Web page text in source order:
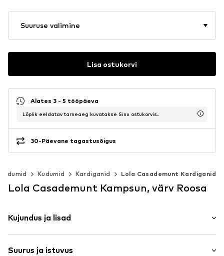
Suuruse valimine
Lisa ostukorvi
Alates 3 - 5 tööpäeva
Lõplik eeldatav tarneaeg kuvatakse Sinu ostukorvis.
30-Päevane tagastusõigus
Kudumid Kardiganid Lola Casademunt Kardiganid
Lola Casademunt Kampsun, värv Roosa
Kujundus ja lisad
Kudumid
Suurus ja istuvus